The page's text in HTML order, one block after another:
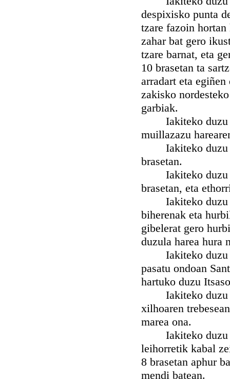
despixisko punta
tzare fazoin
zahar bat gero
tzare barnat, eta
10 brasetan ta
arradart eta
zakisko
garbiak.
Iakiteko duzu
muillazazu
Iakiteko duzu
brasetan.
Iakiteko duzu
brasetan, eta
Iakiteko duzu
biherenak eta
gibelerat gero
duzula harea hura
Iakiteko duzu
pasatu ondoan
hartuko duzu
Iakiteko duzu
xilhoaren
marea ona.
Iakiteko duzu
leihorretik kabal
8 brasetan aphur
mendi batean.